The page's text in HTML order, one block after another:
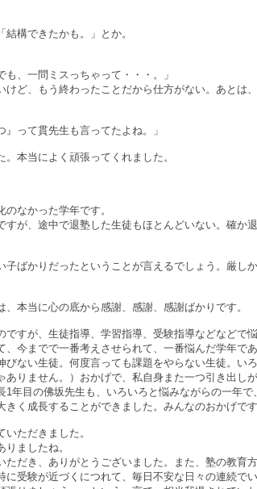
結構できたかも。」とか。
も、一問ミスっちゃって・・・。」
けど、もう終わったことだから仕方がない。あとは
って貫先生も言ってたよね。」
本当によく頑張ってくれました。
なかった学年です。
が、途中で退塾した生徒もほとんどいない。確か
子ばかりだったということが言えるでしょう。厳し
本当に心の底から感謝、感謝、感謝ばかりです。
ですが、生徒指導、学習指導、受験指導などなどで
今までで一番考えさせられて、一番悩んだ学年で
ない生徒。何度言っても課題をやらない生徒。い
ありません。）おかげで、私自身また一つ引き出し
1年目の佛坂先生も、いろいろと悩みながらの一年で
く成長することができました。みんなのおかげです
ただきました。
ましたね。
ただき、ありがとうございました。また、塾の教育
受験が近づくにつれて、毎日不安な日々の連続で